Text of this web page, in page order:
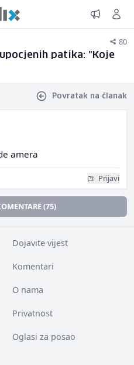
80
patika: "Koje
Povratak na članak
amera
Prijavi
(75)
Dojavite vijest
Komentari
O nama
Privatnost
Oglasi za posao